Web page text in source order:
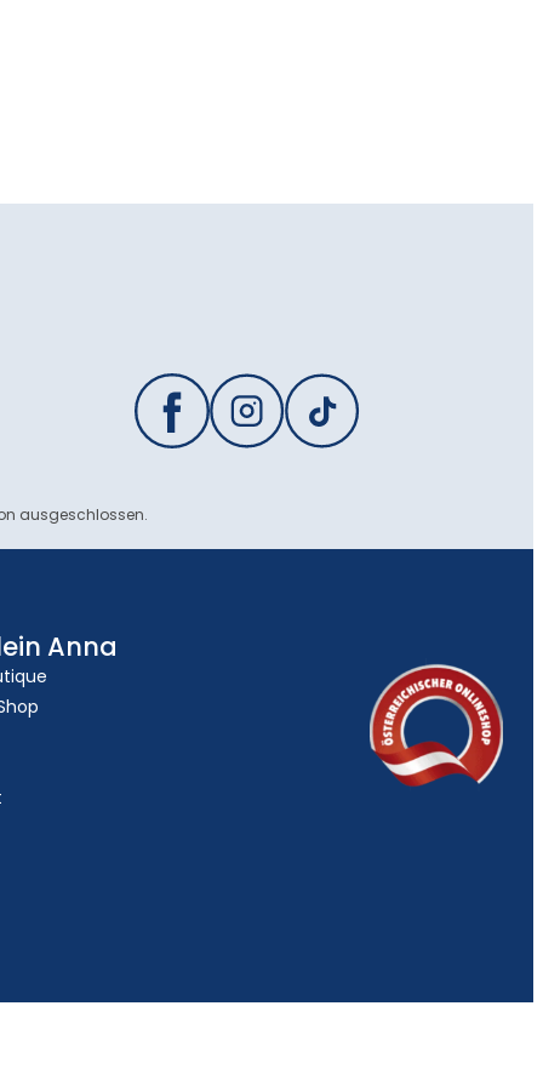
ausgeschlossen.
Anna